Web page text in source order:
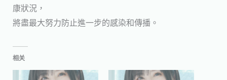
康狀況，
將盡最大努力防止進一步的感染和傳播。
相关